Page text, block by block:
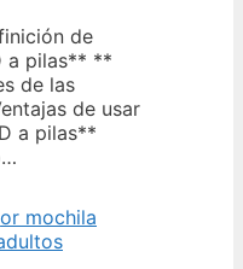
de
a pilas** **
de las
de usar
a pilas**